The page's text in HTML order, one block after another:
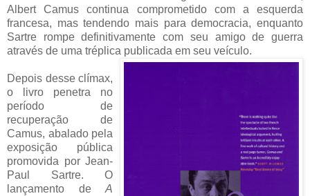
Albert Camus continua comprometido com a esquerda
francesa, mas tendendo mais para democracia, enquanto
Sartre rompe definitivamente com seu amigo de guerra
através de uma tréplica publicada em seu veículo.
Depois desse clímax,
o livro penetra no
período de
recuperação de
Camus, abalado pela
exposição pública
promovida por Jean-
Paul Sartre. O
lançamento de A